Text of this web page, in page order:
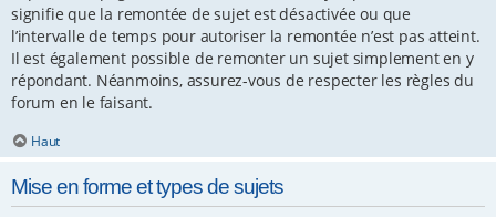
signifie que la remontée de sujet est désactivée ou que
l’intervalle de temps pour autoriser la remontée n’est pas atteint.
Il est également possible de remonter un sujet simplement en y
répondant. Néanmoins, assurez-vous de respecter les règles du
forum en le faisant.
Haut
Mise en forme et types de sujets